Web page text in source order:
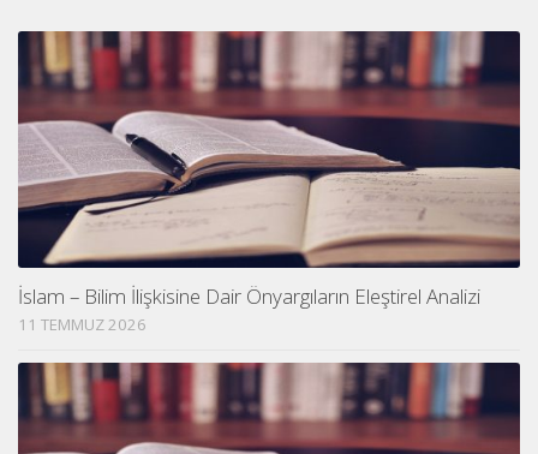
İslam – Bilim İlişkisine Dair Önyargıların Eleştirel Analizi
11 TEMMUZ 2026